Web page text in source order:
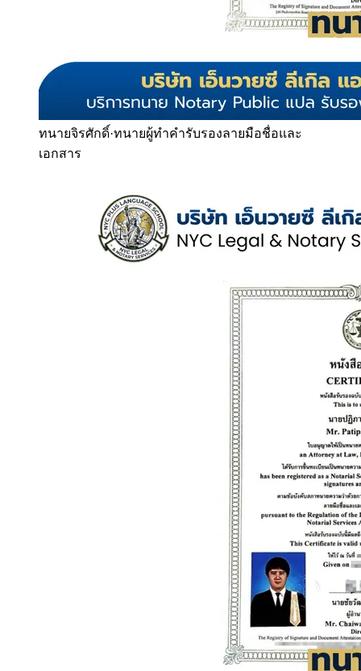
ทนายจิรศักดิ์·ทนายผู้ทำคำรับรองลายมือชื่อและ
เอกสาร